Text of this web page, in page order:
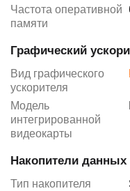
Частота оперативной
памяти
Графический
Вид графического
ускорителя
Модель
интегрированной
видеокарты
Накопители данных
Тип накопителя